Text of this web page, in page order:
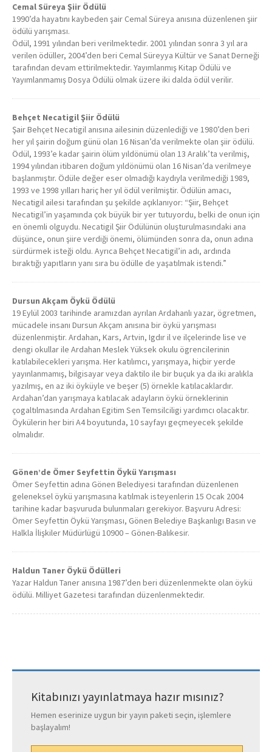
Cemal Süreya Şiir Ödülü
1990’da hayatını kaybeden şair Cemal Süreya anısına düzenlenen şiir
ödülü yarışması.
Ödül, 1991 yılından beri verilmektedir. 2001 yılından sonra 3 yıl ara
verilen ödüller, 2004’den beri Cemal Süreyya Kültür ve Sanat Derneği
tarafından devam ettirilmektedir. Yayımlanmış Kitap Ödülü ve
Yayımlanmamış Dosya Ödülü olmak üzere iki dalda ödül verilir.
Behçet Necatigil Şiir Ödülü
Şair Behçet Necatigil anısına ailesinin düzenlediği ve 1980’den beri
her yıl şairin doğum günü olan 16 Nisan’da verilmekte olan şiir ödülü.
Ödül, 1993’e kadar şairin ölüm yıldönümü olan 13 Aralık’ta verilmiş,
1994 yılından itibaren doğum yıldönümü olan 16 Nisan’da verilmeye
başlanmıştır. Ödüle değer eser olmadığı kaydıyla verilmediği 1989,
1993 ve 1998 yılları hariç her yıl ödül verilmiştir. Ödülün amacı,
Necatigil ailesi tarafından şu şekilde açıklanıyor: “Şiir, Behçet
Necatigil’in yaşamında çok büyük bir yer tutuyordu, belki de onun için
en önemli olguydu. Necatigil Şiir Ödülünün oluşturulmasındaki ana
düşünce, onun şiire verdiği önemi, ölümünden sonra da, onun adına
sürdürmek isteği oldu. Ayrıca Behçet Necatigil’in adı, ardında
bıraktığı yapıtların yanı sıra bu ödülle de yaşatılmak istendi.”
Dursun Akçam Öykü Ödülü
19 Eylül 2003 tarihinde aramızdan ayrılan Ardahanlı yazar, ögretmen,
mücadele insanı Dursun Akçam anısına bir öykü yarışması
düzenlenmiştir. Ardahan, Kars, Artvin, Igdır il ve ilçelerinde lise ve
dengi okullar ile Ardahan Meslek Yüksek okulu ögrencilerinin
katılabilecekleri yarışma. Her katılımcı, yarışmaya, hiçbir yerde
yayınlanmamış, bilgisayar veya daktilo ile bir buçuk ya da iki aralıkla
yazılmış, en az iki öyküyle ve beşer (5) örnekle katılacaklardır.
Ardahan’dan yarışmaya katılacak adayların öykü örneklerinin
çogaltılmasında Ardahan Egitim Sen Temsilciligi yardımcı olacaktır.
Öykülerin her biri A4 boyutunda, 10 sayfayı geçmeyecek şekilde
olmalıdır.
Gönen’de Ömer Seyfettin Öykü Yarışması
Ömer Seyfettin adına Gönen Belediyesi tarafından düzenlenen
geleneksel öykü yarışmasına katılmak isteyenlerin 15 Ocak 2004
tarihine kadar başvuruda bulunmaları gerekiyor. Başvuru Adresi:
Ömer Seyfettin Öykü Yarışması, Gönen Belediye Başkanlıgı Basın ve
Halkla İlişkiler Müdürlügü 10900 – Gönen-Balıkesir.
Haldun Taner Öykü Ödülleri
Yazar Haldun Taner anısına 1987’den beri düzenlenmekte olan öykü
ödülü. Milliyet Gazetesi tarafından düzenlenmektedir.
Kitabınızı yayınlatmaya hazır mısınız?
Hemen eserinize uygun bir yayın paketi seçin, işlemlere
başlayalım!